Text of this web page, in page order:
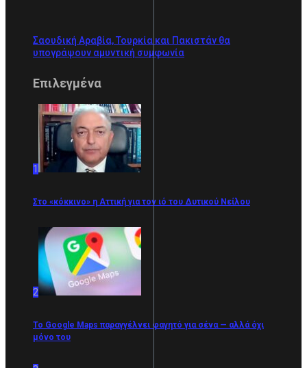
Σαουδική Αραβία, Τουρκία και Πακιστάν θα
υπογράψουν αμυντική συμφωνία
Επιλεγμένα
1
Στο «κόκκινο» η Αττική για τον ιό του Δυτικού Νείλου
2
Το Google Maps παραγγέλνει φαγητό για σένα — αλλά όχι
μόνο του